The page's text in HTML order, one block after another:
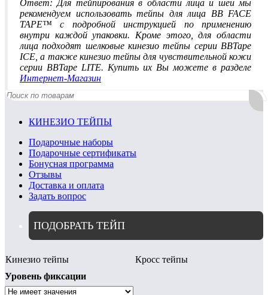
Ответ: Для тейпирования в области лица и шеи мы
рекомендуем использовать тейпы для лица BB FACE
TAPE™ с подробной инструкцией по применению
внутри каждой упаковки. Кроме этого, для области
лица подходят шелковые кинезио тейпы серии BBTape
ICE, а также кинезио тейпы для чувствительной кожи
серии BBTape LITE. Купить их Вы можете в разделе
Интернет-Магазин
КИНЕЗИО ТЕЙПЫ
Подарочные наборы
Подарочные сертификаты
Бонусная программа
Отзывы
Доставка и оплата
Задать вопрос
ПОДОБРАТЬ ТЕЙП
Кинезио тейпы
Кросс тейпы
Уровень фиксации